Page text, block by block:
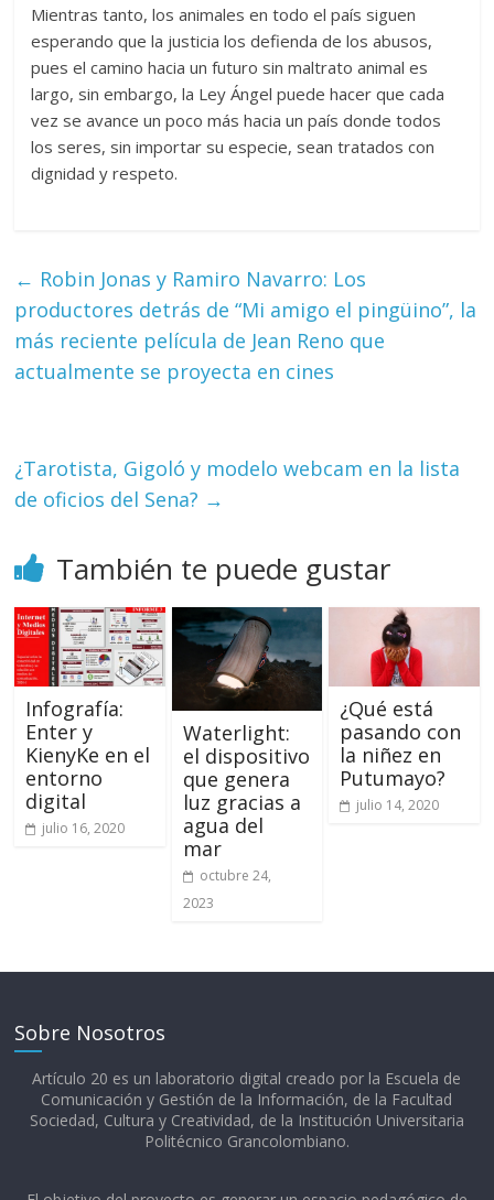
Mientras tanto, los animales en todo el país siguen
esperando que la justicia los defienda de los abusos,
pues el camino hacia un futuro sin maltrato animal es
largo, sin embargo, la Ley Ángel puede hacer que cada
vez se avance un poco más hacia un país donde todos
los seres, sin importar su especie, sean tratados con
dignidad y respeto.
← Robin Jonas y Ramiro Navarro: Los
productores detrás de “Mi amigo el pingüino”, la
más reciente película de Jean Reno que
actualmente se proyecta en cines
¿Tarotista, Gigoló y modelo webcam en la lista
de oficios del Sena? →
También te puede gustar
Infografía:
Enter y
KienyKe en el
entorno
digital
julio 16, 2020
Waterlight:
el dispositivo
que genera
luz gracias a
agua del
mar
octubre 24,
2023
¿Qué está
pasando con
la niñez en
Putumayo?
julio 14, 2020
Sobre Nosotros
Artículo 20 es un laboratorio digital creado por la Escuela de
Comunicación y Gestión de la Información, de la Facultad
Sociedad, Cultura y Creatividad, de la Institución Universitaria
Politécnico Grancolombiano.​